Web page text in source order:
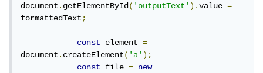
document.getElementById('outputText').value =
formattedText;
const element =
document.createElement('a');
const
file =
new